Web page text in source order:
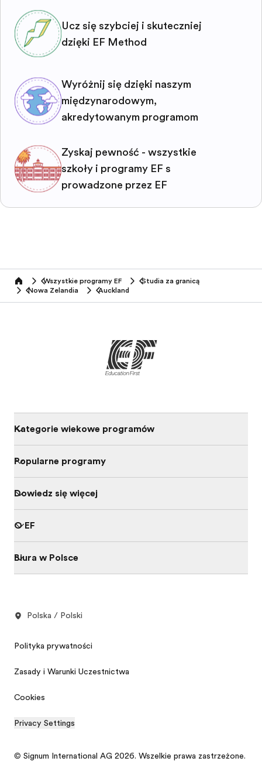
Ucz się szybciej i skuteczniej
dzięki EF Method
Wyróżnij się dzięki naszym
międzynarodowym,
akredytowanym programom
Zyskaj pewność - wszystkie
szkoły i programy EF są
prowadzone przez EF
home Wszystkie programy EF
Studia za granicą
Nowa Zelandia
Auckland
Kategorie wiekowe programów
Popularne programy
Dowiedz się więcej
O EF
Biura w Polsce
Polska / Polski
Polityka prywatności
Zasady i Warunki Uczestnictwa
Cookies
Privacy Settings
© Signum International AG 2026. Wszelkie prawa zastrzeżone.